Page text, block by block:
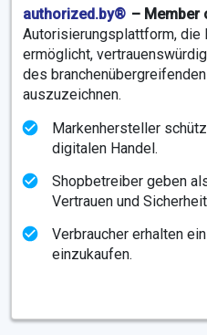
authorized.by® – Member
Autorisierungsplattform, die
ermöglicht,
des
auszuzeichnen.
Markenhersteller
digitalen Handel.
Shopbetreiber geben
Vertrauen und
Verbraucher erhalten
einzukaufen.